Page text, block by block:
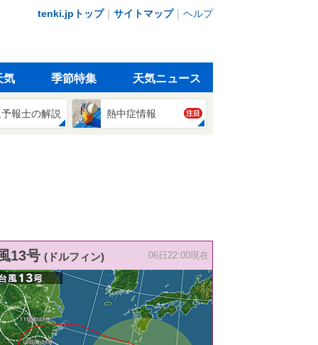
tenki.jpトップ｜ サイトマップ｜ ヘルプ
気 季節特集 天気ニュース
報士の解説 熱中症情報 注目
13号 (ドルフィン) 06日22:00現在